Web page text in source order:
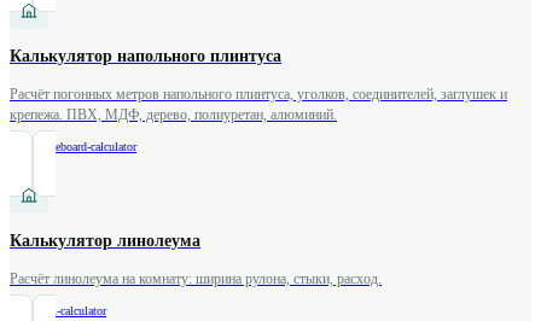
Калькулятор напольного плинтуса
Расчёт погонных метров напольного плинтуса, уголков, соединителей, заглушек и
крепежа. ПВХ, МДФ, дерево, полиуретан, алюминий.
floor-baseboard-calculator
Калькулятор линолеума
Расчёт линолеума на комнату: ширина рулона, стыки, расход.
linoleum-calculator